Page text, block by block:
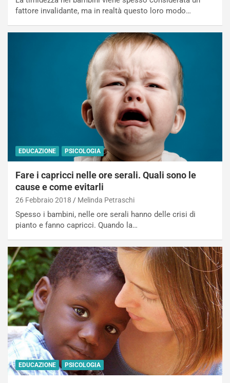
fattore invalidante, ma in realtà questo loro modo…
EDUCAZIONE PSICOLOGIA
Fare i capricci nelle ore serali. Quali sono le
cause e come evitarli
26 Febbraio 2018 Melinda Petraschi
Spesso i bambini, nelle ore serali hanno delle crisi di
pianto e fanno capricci. Quando la…
EDUCAZIONE PSICOLOGIA